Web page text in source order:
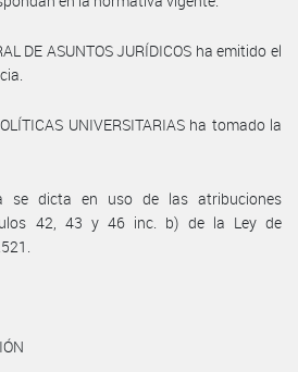
DE ASUNTOS JURÍDICOS ha emitido el
UNIVERSITARIAS ha tomado la
se dicta en uso de las atribuciones
42, 43 y 46 inc. b) de la Ley de